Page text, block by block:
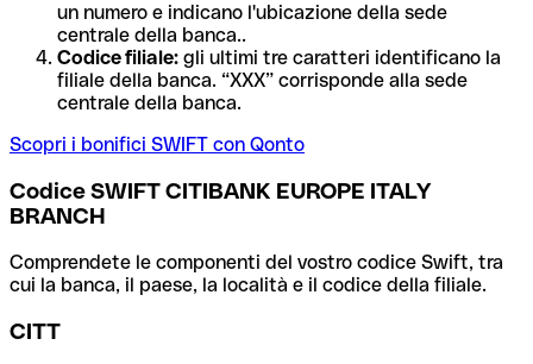
un numero e indicano l'ubicazione della sede
centrale della banca..
Codice filiale: gli ultimi tre caratteri identificano la
filiale della banca. “XXX” corrisponde alla sede
centrale della banca.
Scopri i bonifici SWIFT con Qonto
Codice SWIFT CITIBANK EUROPE ITALY
BRANCH
Comprendete le componenti del vostro codice Swift, tra
cui la banca, il paese, la località e il codice della filiale.
CITT